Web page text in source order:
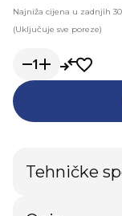
Najniža cijena u zadnjih 30
(Uključuje sve poreze)
1
Tehničke